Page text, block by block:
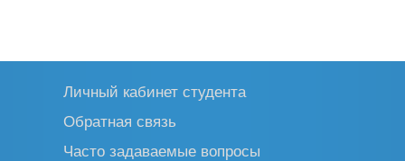
Личный кабинет студента
Обратная связь
Часто задаваемые вопросы